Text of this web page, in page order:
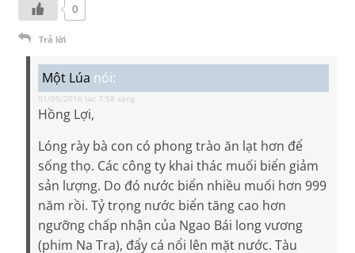
0
Trả lời
Một Lúa nói:
01/05/2016 lúc 7:58 sáng
Hồng Lợi,
Lóng rày bà con có phong trào ăn lạt hơn để
sống thọ. Các công ty khai thác muối biển giảm
sản lượng. Do đó nước biển nhiều muối hơn 999
năm rồi. Tỷ trọng nước biển tăng cao hơn
ngưỡng chấp nhận của Ngao Bái long vương
(phim Na Tra), đẩy cá nổi lên mặt nước. Tàu